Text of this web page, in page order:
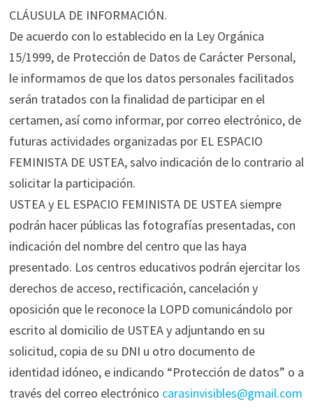
CLÁUSULA DE INFORMACIÓN.
De acuerdo con lo establecido en la Ley Orgánica
15/1999, de Protección de Datos de Carácter Personal,
le informamos de que los datos personales facilitados
serán tratados con la finalidad de participar en el
certamen, así como informar, por correo electrónico, de
futuras actividades organizadas por EL ESPACIO
FEMINISTA DE USTEA, salvo indicación de lo contrario al
solicitar la participación.
USTEA y EL ESPACIO FEMINISTA DE USTEA siempre
podrán hacer públicas las fotografías presentadas, con
indicación del nombre del centro que las haya
presentado. Los centros educativos podrán ejercitar los
derechos de acceso, rectificación, cancelación y
oposición que le reconoce la LOPD comunicándolo por
escrito al domicilio de USTEA y adjuntando en su
solicitud, copia de su DNI u otro documento de
identidad idóneo, e indicando “Protección de datos” o a
través del correo electrónico carasinvisibles@gmail.com